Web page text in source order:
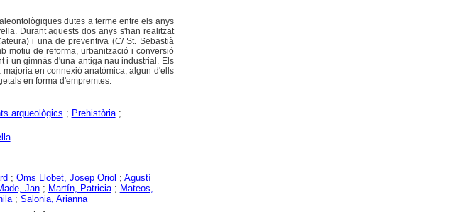
dutes a terme entre els anys
Durant aquests dos anys s'han realitzat
i una de preventiva (C/ St. Sebastià
motiu de reforma, urbanització i conversió
i un gimnàs d'una antiga nau industrial. Els
en connexió anatòmica, algun d'ells
en forma d'empremtes.
arqueològics ; Prehistòria;
; Oms Llobet, Josep Oriol ; Agustí
Jan; Martín, Patricia; Mateos,
; Salonia, Arianna